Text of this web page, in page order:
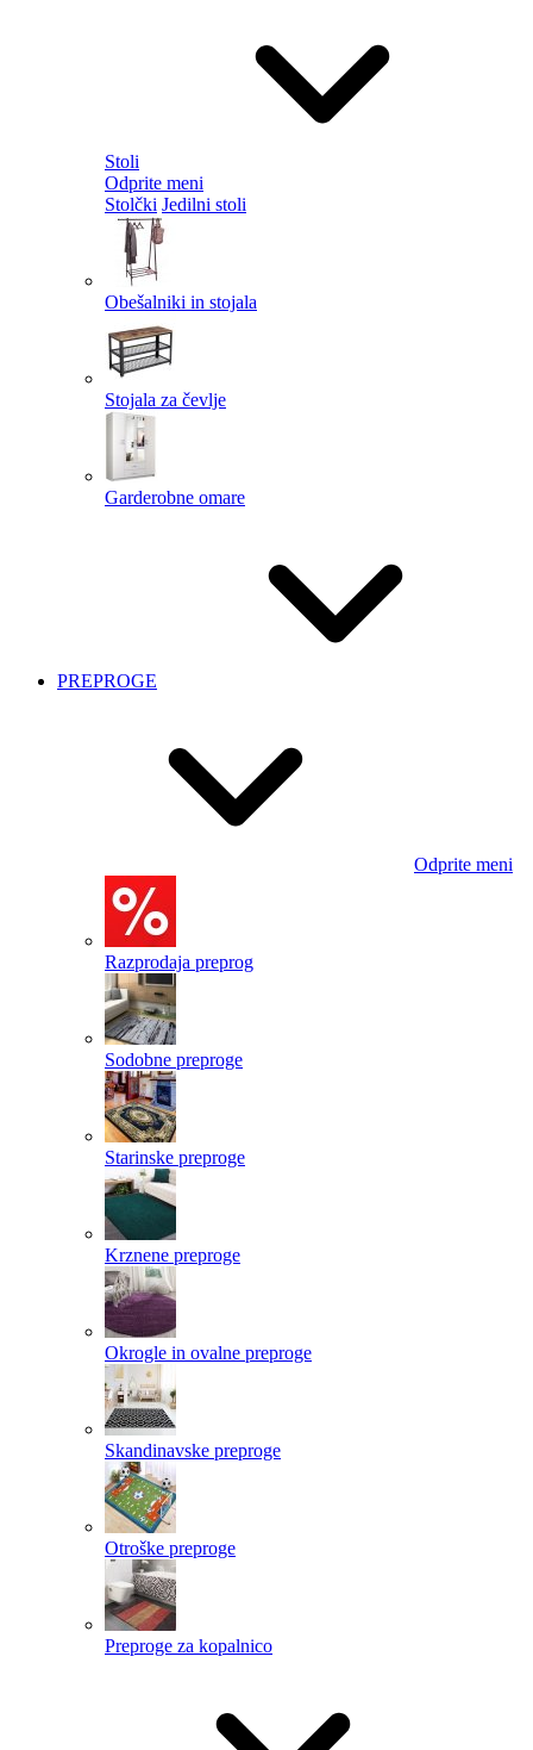
Stoli
Odprite meni
Stolčki Jedilni stoli
Obešalniki in stojala
Stojala za čevlje
Garderobne omare
PREPROGE
Odprite meni
Razprodaja preprog
Sodobne preproge
Starinske preproge
Krznene preproge
Okrogle in ovalne preproge
Skandinavske preproge
Otroške preproge
Preproge za kopalnico